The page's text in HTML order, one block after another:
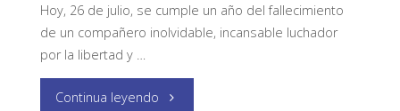
Hoy, 26 de julio, se cumple un año del fallecimiento
de un compañero inolvidable, incansable luchador
por la libertad y …
Continua leyendo